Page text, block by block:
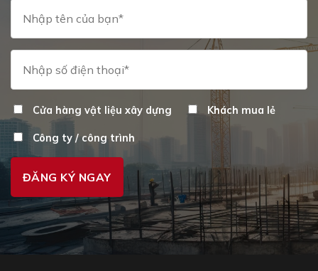
Cửa hàng vật liệu xây dựng Khách mua lẻ
Công ty / công trình